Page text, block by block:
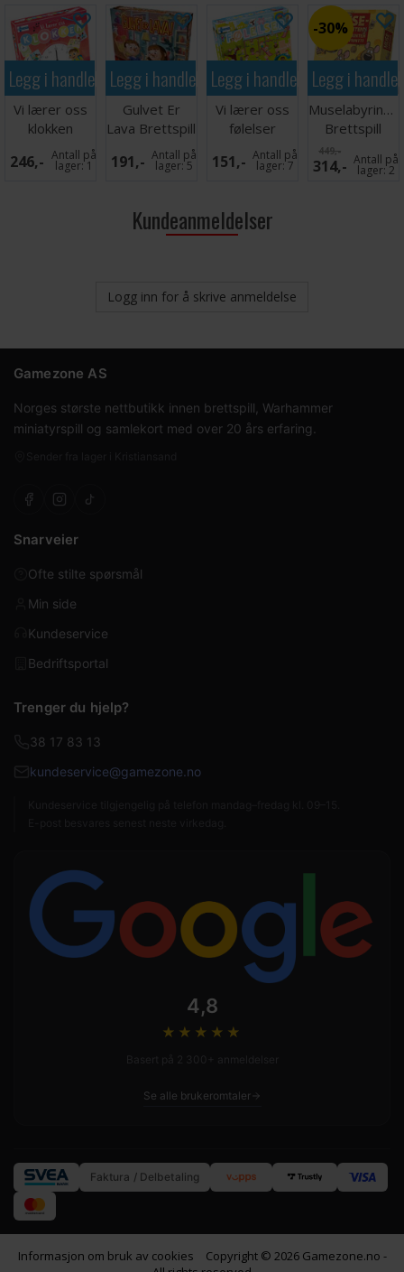
Legg i handlekurven
Vi lærer oss
klokken
Lærespill
246,- Antall på
lager:1
Legg i handlekurven
Gulvet Er
Lava Brettspill
191,- Antall på
lager:5
Legg i handlekurven
Vi lærer oss
følelser
Lærespill
151,- Antall på
lager:7
Legg i
30%
Muselabyrinten
Brettspill
449,-
314,- Antall på
lager:2
Kundeanmeldelser
Logg inn for å skrive anmeldelse
Gamezone AS
Norges største nettbutikk innen brettspill, Warhammer
miniatyrspill og samlekort med over 20 års erfaring.
Snarveier
Ofte stilte spørsmål
Min side
Kundeservice
Bedriftsportal
Trenger du hjelp?
38 17 83 13
kundeservice@gamezone.no
4,8
★★★★ ★
Se alle brukeromtaler
Faktura / Delbetaling
Informasjon om bruk av cookies
Copyright © 2026 Gamezone.no -